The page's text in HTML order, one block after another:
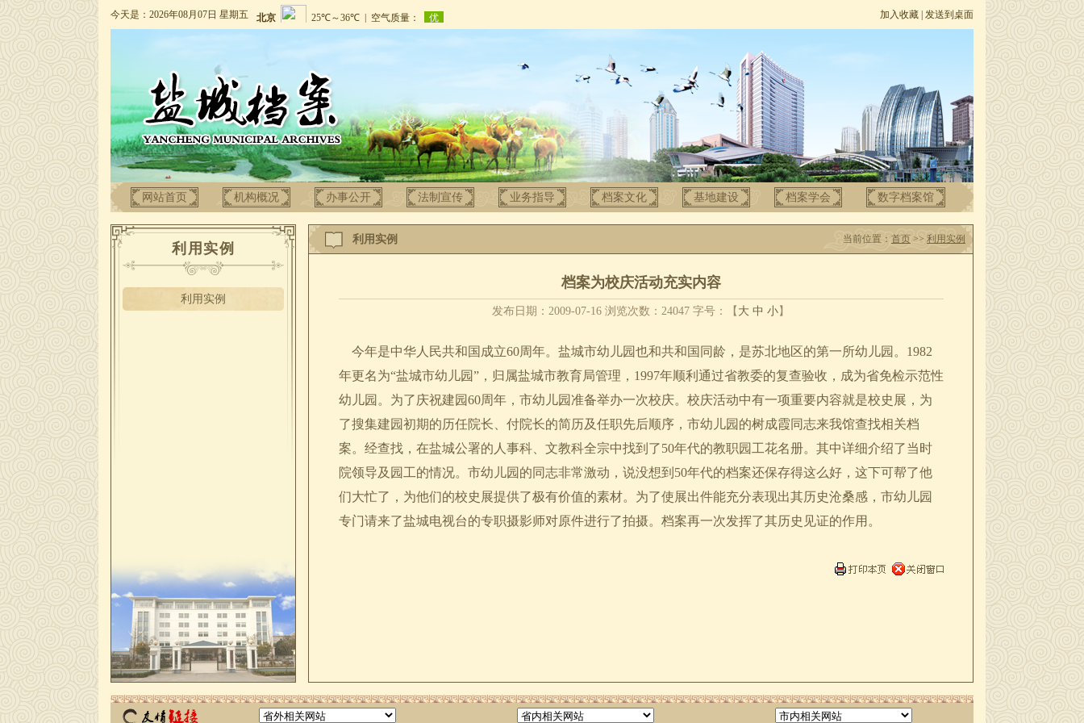
今天是：2026年08月07日 星期五 加入收藏 发送到桌面
网站首页 机构概况 办事公开 法制宣传 业务指导 档案文化 基地建设 档案学会 数字档案馆
利用实例
利用实例
利用实例 当前位置： 首页 >> 利用实例
档案为校庆活动充实内容
发布日期：2009-07-16 浏览次数：24047 字号：【 大 中 小 】
今年是中华人民共和国成立60周年。盐城市幼儿园也和共和国同龄，是苏北地区的第一所幼儿园。1982
年更名为“盐城市幼儿园”，归属盐城市教育局管理，1997年顺利通过省教委的复查验收，成为省免检示范性
幼儿园。为了庆祝建园60周年，市幼儿园准备举办一次校庆。校庆活动中有一项重要内容就是校史展，为
了搜集建园初期的历任院长、付院长的简历及任职先后顺序，市幼儿园的树成霞同志来我馆查找相关档
案。经查找，在盐城公署的人事科、文教科全宗中找到了50年代的教职园工花名册。其中详细介绍了当时
院领导及园工的情况。市幼儿园的同志非常激动，说没想到50年代的档案还保存得这么好，这下可帮了他
们大忙了，为他们的校史展提供了极有价值的素材。为了使展出件能充分表现出其历史沧桑感，市幼儿园
专门请来了盐城电视台的专职摄影师对原件进行了拍摄。档案再一次发挥了其历史见证的作用。